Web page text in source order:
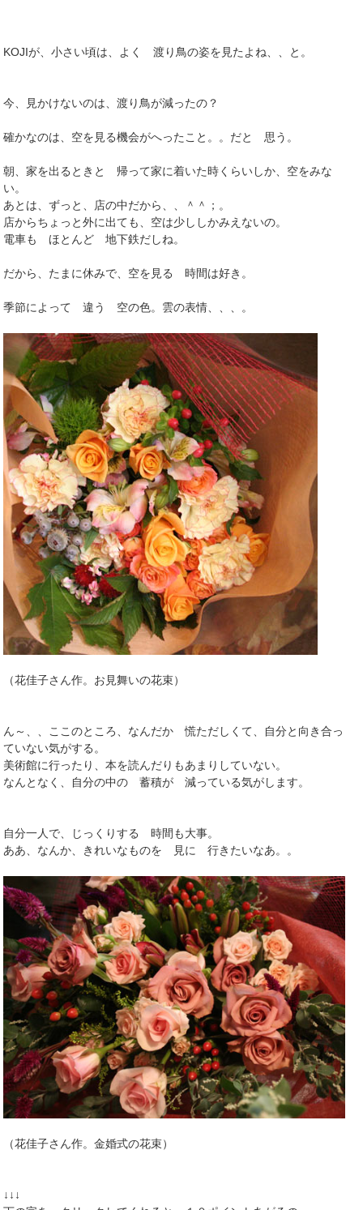
KOJIが、小さい頃は、よく 渡り鳥の姿を見たよね、、と。
今、見かけないのは、渡り鳥が減ったの？
確かなのは、空を見る機会がへったこと。。だと 思う。
朝、家を出るときと 帰って家に着いた時くらいしか、空をみな
い。
あとは、ずっと、店の中だから、、＾＾；。
店からちょっと外に出ても、空は少ししかみえないの。
電車も ほとんど 地下鉄だしね。
だから、たまに休みで、空を見る 時間は好き。
季節によって 違う 空の色。雲の表情、、、。
（花佳子さん作。お見舞いの花束）
ん～、、ここのところ、なんだか 慌ただしくて、自分と向き合っ
ていない気がする。
美術館に行ったり、本を読んだりもあまりしていない。
なんとなく、自分の中の 蓄積が 減っている気がします。
自分一人で、じっくりする 時間も大事。
ああ、なんか、きれいなものを 見に 行きたいなあ。。
（花佳子さん作。金婚式の花束）
↓↓↓